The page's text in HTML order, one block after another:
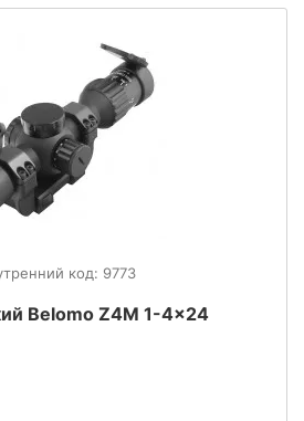
код: 9773
Belomo Z4M 1-4x24